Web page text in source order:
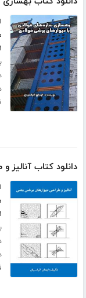
دانلود کتاب آنالیز